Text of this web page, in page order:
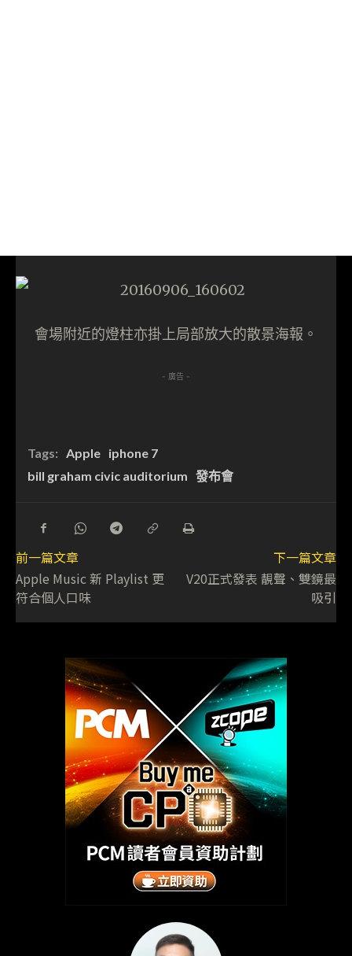
會場附近的燈柱亦掛上局部放大的散景海報。
- 廣告 -
Tags: Apple iphone 7
bill graham civic auditorium 發布會
前一篇文章
Apple Music 新 Playlist 更
符合個人口味
下一篇文章
V20正式發表 靚聲、雙鏡最
吸引